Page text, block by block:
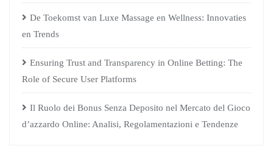
De Toekomst van Luxe Massage en Wellness: Innovaties
en Trends
Ensuring Trust and Transparency in Online Betting: The
Role of Secure User Platforms
Il Ruolo dei Bonus Senza Deposito nel Mercato del Gioco
d’azzardo Online: Analisi, Regolamentazioni e Tendenze